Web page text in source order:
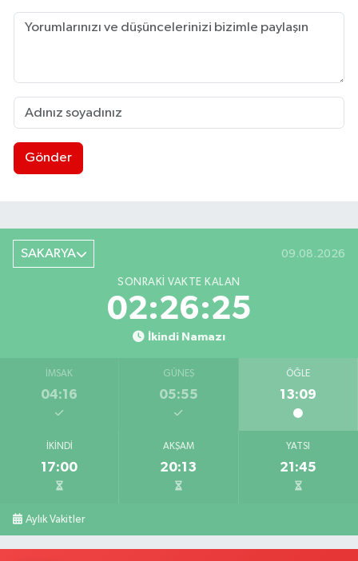
Gönder
SAKARYA 09.08.2026
SONRAKI VAKTE KALAN
02:26:24
İkindi Namazı
İMSAK
04:16
GÜNEŞ
05:55
ÖĞLE
13:09
İKINDI
17:00
AKŞAM
20:13
YATSI
21:45
Aylık Vakitler